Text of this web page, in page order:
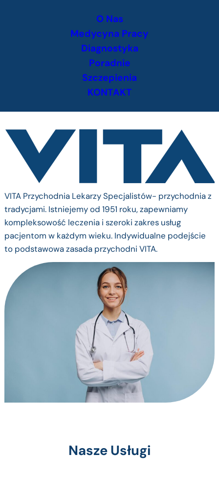
O Nas
Medycyna Pracy
Diagnostyka
Poradnie
Szczepienia
KONTAKT
VITA Przychodnia Lekarzy Specjalistów- przychodnia z
tradycjami. Istniejemy od 1951 roku, zapewniamy
kompleksowość leczenia i szeroki zakres usług
pacjentom w każdym wieku. Indywidualne podejście
to podstawowa zasada przychodni VITA.
Nasze Usługi